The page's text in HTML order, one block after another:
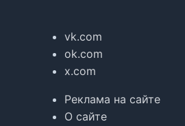
vk.com
ok.com
x.com
Реклама на сайте
О сайте